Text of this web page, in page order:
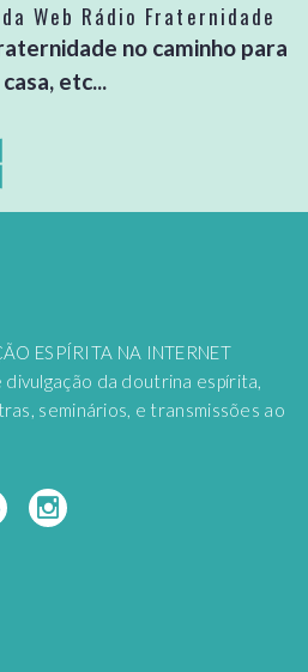
Web Rádio Fraternidade
no caminho para
etc...
ESPÍRITA NA INTERNET
da doutrina espírita,
seminários, e transmissões ao